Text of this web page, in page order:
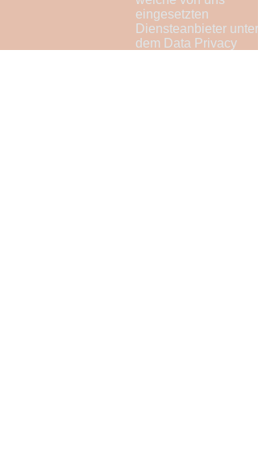
eingesetzten
Diensteanbieter unter
dem Data Privacy